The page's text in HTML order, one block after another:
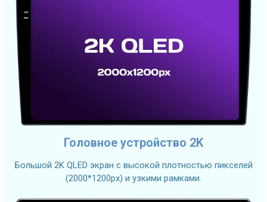
Головное устройство 2K
Большой 2K QLED экран с высокой плотностью пикселей
(2000*1200px) и узкими рамками.